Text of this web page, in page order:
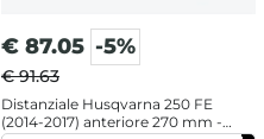
€ 87.05 -5%
€ 91.63
Distanziale Husqvarna 250 FE
(2014-2017) anteriore 270 mm -